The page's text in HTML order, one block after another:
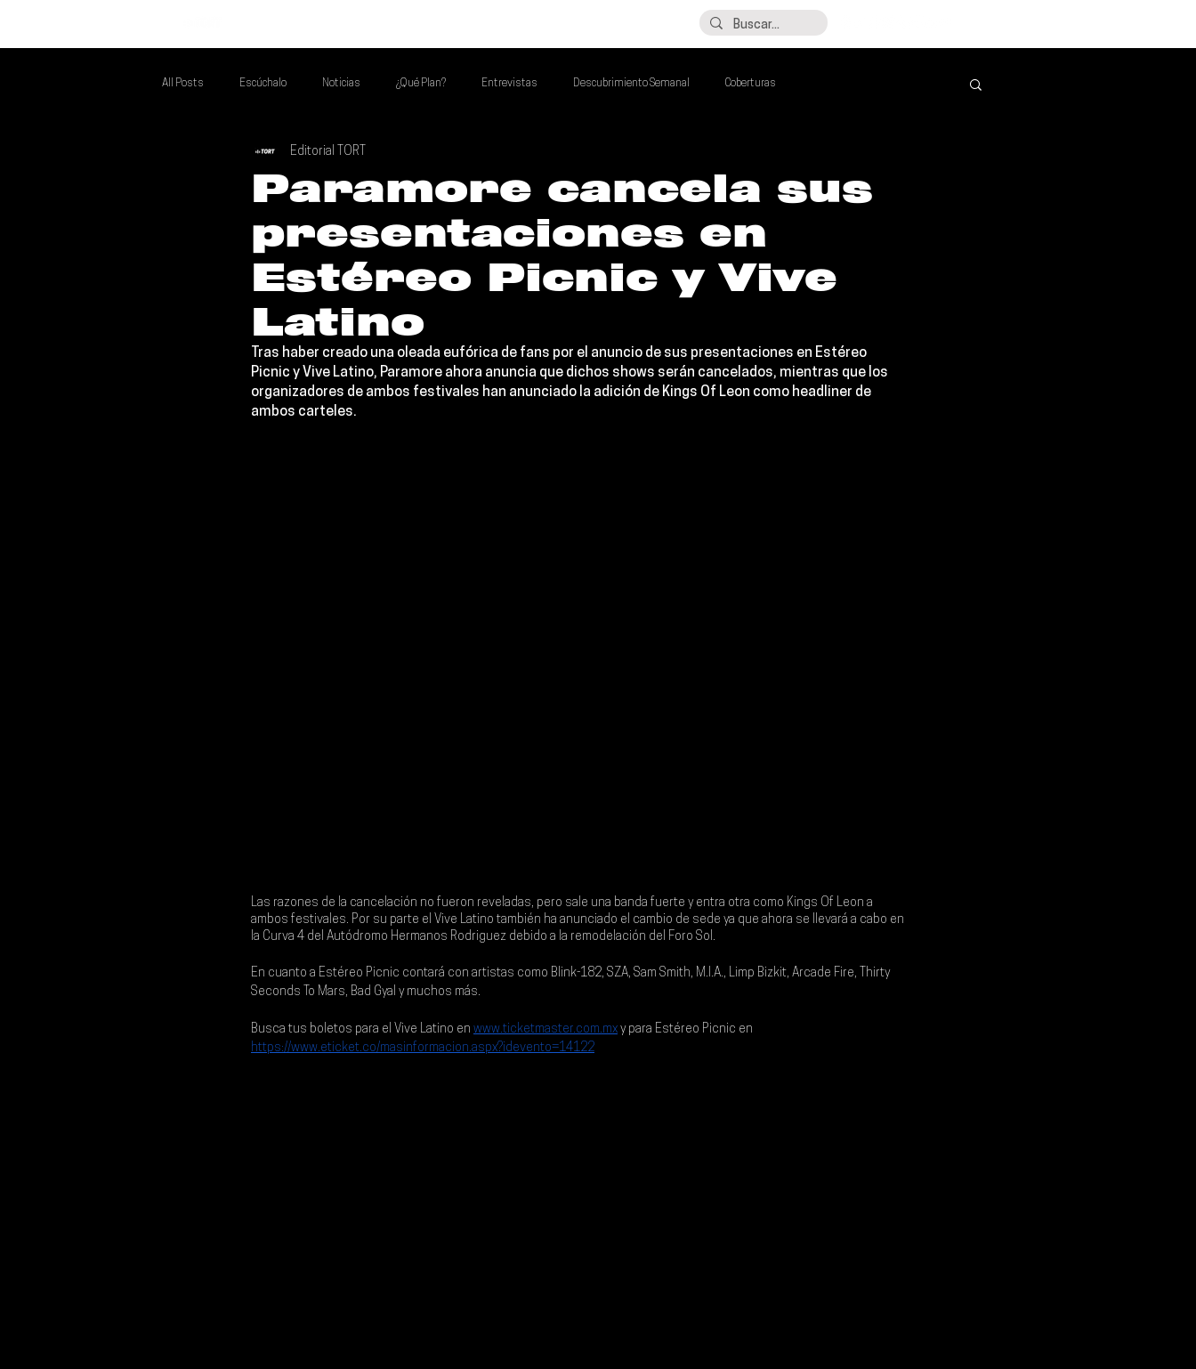
All Posts Escúchalo Noticias ¿Qué Plan? Entrevistas Descubrimiento Semanal Coberturas
Si Te Gusta... Te Recomendamos A...
Poder Latino Que Descubrir Mejores de la Semana Talento Mexa Semanal Álbumes de la Semana
Paramore cancela sus
presentaciones en
Estéreo Picnic y Vive
Latino
Editorial TORT
Tras haber creado una oleada eufórica de fans por el anuncio de sus presentaciones en Estéreo
Picnic y Vive Latino, Paramore ahora anuncia que dichos shows serán cancelados, mientras que los
organizadores de ambos festivales han anunciado la adición de Kings Of Leon como headliner de
ambos carteles.
Las razones de la cancelación no fueron reveladas, pero sale una banda fuerte y entra otra como Kings Of Leon a
ambos festivales. Por su parte el Vive Latino también ha anunciado el cambio de sede ya que ahora se llevará a cabo en
la Curva 4 del Autódromo Hermanos Rodriguez debido a la remodelación del Foro Sol.
En cuanto a Estéreo Picnic contará con artistas como Blink-182, SZA, Sam Smith, M.I.A., Limp Bizkit, Arcade Fire, Thirty
Seconds To Mars, Bad Gyal y muchos más.
Busca tus boletos para el Vive Latino en www.ticketmaster.com.mx y para Estéreo Picnic en
https://www.eticket.co/masinformacion.aspx?idevento=14122